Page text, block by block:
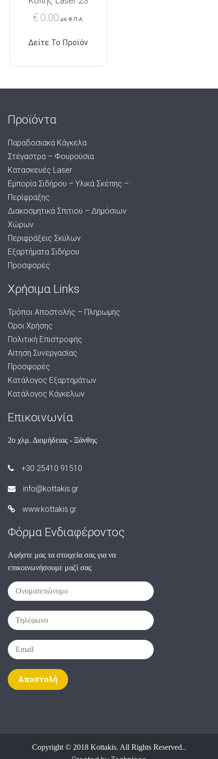
€0.00 με Φ.Π.Α.
Δείτε Το Προϊόν
Προϊόντα
Παραδοσιακά Κάγκελα
Στέγαστρα – Φουρούσια
Κατασκευές Laser
Εμπορία Σιδήρου – Υλικά Σκέπης –
Περίφραξης
Διακοσμητικά Σπιτιού – Δημόσιων
Χώρων
Περιφράξεις Σκύλων
Εξαρτήματα Σιδήρου
Προσφορές
Χρήσιμα Links
Τρόποι Αποστολής – Πληρωμής
Όροι Χρήσης
Πολιτική Επιστροφής
Αίτηση Συνεργασίας
Προσφορές
Κατάλογος Εξαρτημάτων
Κατάλογος Κάγκελων
Επικοινωνία
2ο χλμ. Διομήδειας - Ξάνθης
+30 25410 91510
info@kottakis.gr
www.kottakis.gr
Φόρμα Ενδιαφέροντος
Αφήστε μας τα στοιχεία σας για να
επικοινωνήσουμε μαζί σας
Copyright © 2018 Kottakis. All Rights Reserved..